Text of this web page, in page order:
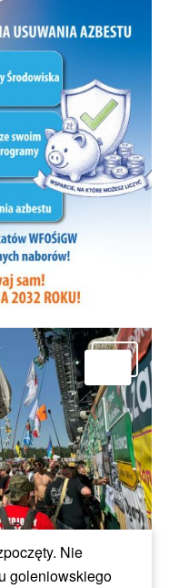
Nie
goleniowskiego